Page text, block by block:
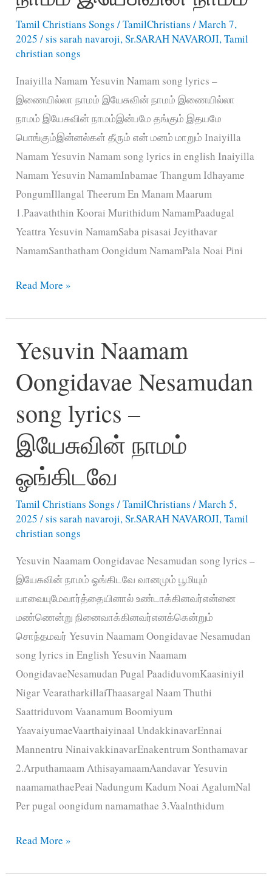
Tamil Christians Songs /TamilChristians/March 7,
2025/sis sarah navaroji,Sr.SARAH NAVAROJI,Tamil
christian songs
Inaiyilla Namam Yesuvin Namam song lyrics –
இணையில்லா நாமம் இயேசுவின் நாமம் இணையில்லா
நாமம் இயேசுவின் நாமம்இன்பமே தங்கும் இதயமே
பொங்கும்இன்னல்கள் தீரும் என் மனம் மாறும் Inaiyilla
Namam Yesuvin Namam song lyrics in english Inaiyilla
Namam Yesuvin NamamInbamae Thangum Idhayame
PongumIllangal Theerum En Manam Maarum
1.Paavaththin Koorai Murithidum NamamPaadugal
Yeattra Yesuvin NamamSaba pisasai Jeyithavar
NamamSanthatham Oongidum NamamPala Noai Pini
Inaiyilla
Yesuvin
Namam
song
lyrics
இணையில்லா
நாமம்
இயேசுவின்
நாமம்
Read More »
Yesuvin Naamam
Oongidavae Nesamudan
song lyrics –
இயேசுவின் நாமம்
ஓங்கிடவே
Tamil Christians Songs /TamilChristians/March 5,
2025/sis sarah navaroji,Sr.SARAH NAVAROJI,Tamil
christian songs
Yesuvin Naamam Oongidavae Nesamudan song lyrics –
இயேசுவின் நாமம் ஓங்கிடவே வானமும் பூமியும்
யாவையுமேவார்த்தையினால் உண்டாக்கினவர்என்னை
மண்ணென்று நினைவாக்கினவர்எனக்கென்றும்
சொந்தமவர் Yesuvin Naamam Oongidavae Nesamudan
song lyrics in English Yesuvin Naamam
OongidavaeNesamudan Pugal PaadiduvomKaasiniyil
Nigar VearatharkillaiThaasargal Naam Thuthi
Saattriduvom Vaanamum Boomiyum
YaavaiyumaeVaarthaiyinaal UndakkinavarEnnai
Mannentru NinaivakkinavarEnakentrum Sonthamavar
2.Arputhamaam AthisayamaamAandavar Yesuvin
naamamathaePeai Nadungum Kadum Noai AgalumNal
Per pugal oongidum namamathae 3.Vaalnthidum
Yesuvin
Oongidavae
Read More »